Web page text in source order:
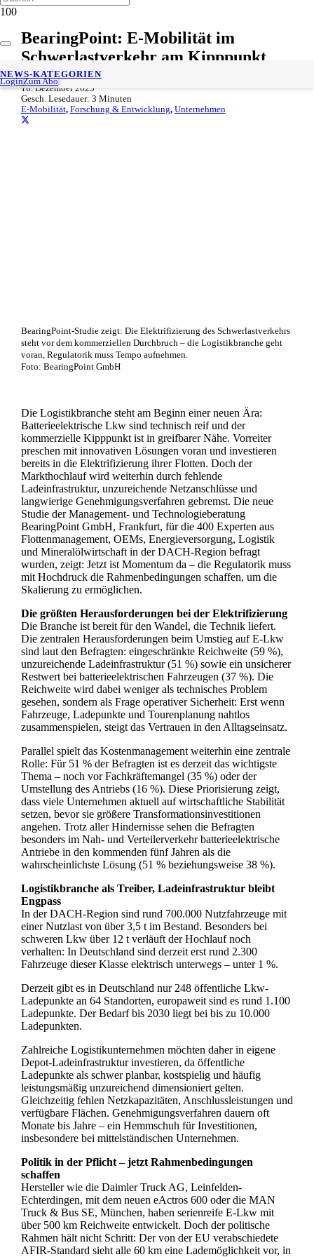
LoginZum Abo
NEWS-KATEGORIEN
BearingPoint: E-Mobilität im
Schwerlastverkehr am Kipppunkt
16. Dezember 2025
Gesch. Lesedauer: 3 Minuten
E-Mobilität, Forschung & Entwicklung, Unternehmen
BearingPoint-Studie zeigt: Die Elektrifizierung des Schwerlastverkehrs
steht vor dem kommerziellen Durchbruch – die Logistikbranche geht
voran, Regulatorik muss Tempo aufnehmen.
Foto: BearingPoint GmbH
Die Logistikbranche steht am Beginn einer neuen Ära:
Batterieelektrische Lkw sind technisch reif und der
kommerzielle Kipppunkt ist in greifbarer Nähe. Vorreiter
preschen mit innovativen Lösungen voran und investieren
bereits in die Elektrifizierung ihrer Flotten. Doch der
Markthochlauf wird weiterhin durch fehlende
Ladeinfrastruktur, unzureichende Netzanschlüsse und
langwierige Genehmigungsverfahren gebremst. Die neue
Studie der Management- und Technologieberatung
BearingPoint GmbH, Frankfurt, für die 400 Experten aus
Flottenmanagement, OEMs, Energieversorgung, Logistik
und Mineralölwirtschaft in der DACH-Region befragt
wurden, zeigt: Jetzt ist Momentum da – die Regulatorik muss
mit Hochdruck die Rahmenbedingungen schaffen, um die
Skalierung zu ermöglichen.
Die größten Herausforderungen bei der Elektrifizierung
Die Branche ist bereit für den Wandel, die Technik liefert.
Die zentralen Herausforderungen beim Umstieg auf E-Lkw
sind laut den Befragten: eingeschränkte Reichweite (59 %),
unzureichende Ladeinfrastruktur (51 %) sowie ein unsicherer
Restwert bei batterieelektrischen Fahrzeugen (37 %). Die
Reichweite wird dabei weniger als technisches Problem
gesehen, sondern als Frage operativer Sicherheit: Erst wenn
Fahrzeuge, Ladepunkte und Tourenplanung nahtlos
zusammenspielen, steigt das Vertrauen in den Alltagseinsatz.
Parallel spielt das Kostenmanagement weiterhin eine zentrale
Rolle: Für 51 % der Befragten ist es derzeit das wichtigste
Thema – noch vor Fachkräftemangel (35 %) oder der
Umstellung des Antriebs (16 %). Diese Priorisierung zeigt,
dass viele Unternehmen aktuell auf wirtschaftliche Stabilität
setzen, bevor sie größere Transformationsinvestitionen
angehen. Trotz aller Hindernisse sehen die Befragten
besonders im Nah- und Verteilerverkehr batterieelektrische
Antriebe in den kommenden fünf Jahren als die
wahrscheinlichste Lösung (51 % beziehungsweise 38 %).
Logistikbranche als Treiber, Ladeinfrastruktur bleibt
Engpass
In der DACH-Region sind rund 700.000 Nutzfahrzeuge mit
einer Nutzlast von über 3,5 t im Bestand. Besonders bei
schweren Lkw über 12 t verläuft der Hochlauf noch
verhalten: In Deutschland sind derzeit erst rund 2.300
Fahrzeuge dieser Klasse elektrisch unterwegs – unter 1 %.
Derzeit gibt es in Deutschland nur 248 öffentliche Lkw-
Ladepunkte an 64 Standorten, europaweit sind es rund 1.100
Ladepunkte. Der Bedarf bis 2030 liegt bei bis zu 10.000
Ladepunkten.
Zahlreiche Logistikunternehmen möchten daher in eigene
Depot-Ladeinfrastruktur investieren, da öffentliche
Ladepunkte als schwer planbar, kostspielig und häufig
leistungsmäßig unzureichend dimensioniert gelten.
Gleichzeitig fehlen Netzkapazitäten, Anschlussleistungen und
verfügbare Flächen. Genehmigungsverfahren dauern oft
Monate bis Jahre – ein Hemmschuh für Investitionen,
insbesondere bei mittelständischen Unternehmen.
Politik in der Pflicht – jetzt Rahmenbedingungen
schaffen
Hersteller wie die Daimler Truck AG, Leinfelden-
Echterdingen, mit dem neuen eActros 600 oder die MAN
Truck & Bus SE, München, haben serienreife E-Lkw mit
über 500 km Reichweite entwickelt. Doch der politische
Rahmen hält nicht Schritt: Der von der EU verabschiedete
AFIR-Standard sieht alle 60 km eine Lademöglichkeit vor, in